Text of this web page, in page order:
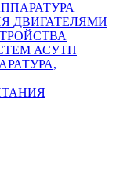
ДВИГАТЕЛЯМИ
АСУТП